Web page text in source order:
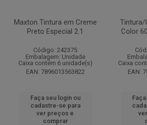
Maxton Tintura em Creme
Preto Especial 2.1
Código: 242375
Embalagem: Unidade
Caixa contém 6 unidade(s)
EAN: 7896013563822
Faça seu login ou
cadastre-se para
ver preços e
comprar
Tintura/
Color
Caixa
EAN: